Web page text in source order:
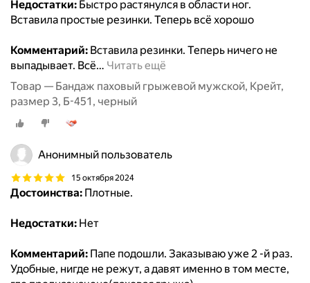
Недостатки: Быстро растянулся в области ног.
Вставила простые резинки. Теперь всё хорошо
Комментарий: Вставила резинки. Теперь ничего не
выпадывает. Всё… Читать ещё
Товар — Бандаж паховый грыжевой мужской, Крейт,
размер 3, Б-451, черный
Анонимный пользователь
15 октября 2024
Достоинства: Плотные.
Недостатки: Нет
Комментарий: Папе подошли. Заказываю уже 2 -й раз.
Удобные, нигде не режут, а давят именно в том месте,